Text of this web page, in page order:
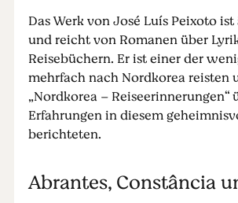
Das Werk von José Luís Peixoto
und reicht von Romanen über
Reisebüchern. Er ist einer der
mehrfach nach Nordkorea reisten
„Nordkorea – Reiseerinnerungen“
Erfahrungen in diesem
berichteten.
Abrantes, Constância